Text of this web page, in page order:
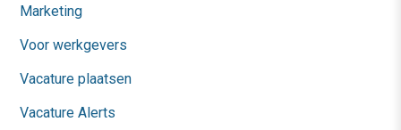
Marketing
Voor werkgevers
Vacature plaatsen
Vacature Alerts